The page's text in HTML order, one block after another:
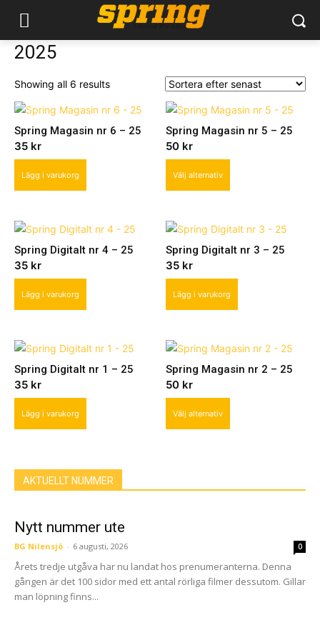
2025
Showing all 6 resultsSorted
latest
Spring Magasin nr 6 – 25
35 kr
Lägg i varukorg
Spring Magasin nr 5 – 25
50 kr
Välj alternativ
variants.
The
the
product
Spring Digitalt nr 4 – 25
35 kr
Lägg i varukorg
Spring Digitalt nr 3 – 25
35 kr
Lägg i varukorg
Spring Digitalt nr 1 – 25
35 kr
Lägg i varukorg
Spring Magasin nr 2 – 25
50 kr
Välj alternativ
The
on
AKTUELLT NUMMER
Nytt nummer ute
BG Nilensjö - 6 augusti, 2026 0
Årets tredje utgåva har nu landat hos prenumeranterna. Denna
gången är det 100 sidor med ett antal rörliga filmer dessutom. Gillar
man löpning finns...